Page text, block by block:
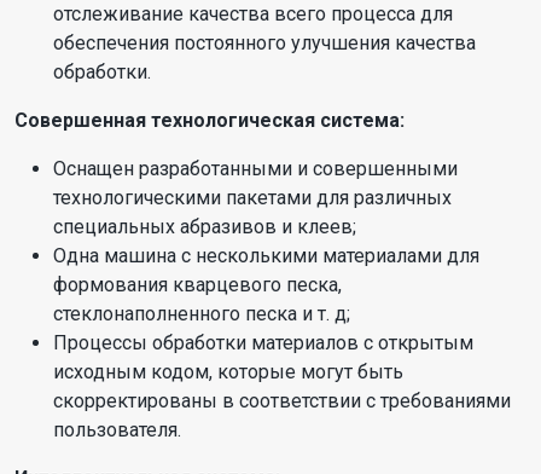
отслеживание качества всего процесса для
обеспечения постоянного улучшения качества
обработки.
Совершенная технологическая система:
Оснащен разработанными и совершенными
технологическими пакетами для различных
специальных абразивов и клеев;
Одна машина с несколькими материалами для
формования кварцевого песка,
стеклонаполненного песка и т. д;
Процессы обработки материалов с открытым
исходным кодом, которые могут быть
скорректированы в соответствии с требованиями
пользователя.